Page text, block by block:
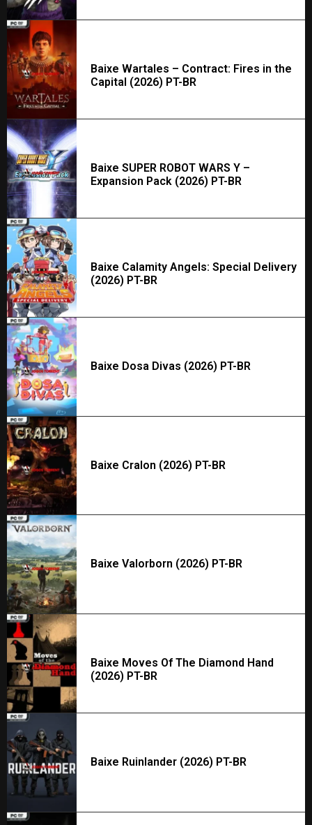
Baixe Wartales – Contract: Fires in the
Capital (2026) PT-BR
Baixe SUPER ROBOT WARS Y –
Expansion Pack (2026) PT-BR
Baixe Calamity Angels: Special Delivery
(2026) PT-BR
Baixe Dosa Divas (2026) PT-BR
Baixe Cralon (2026) PT-BR
Baixe Valorborn (2026) PT-BR
Baixe Moves Of The Diamond Hand
(2026) PT-BR
Baixe Ruinlander (2026) PT-BR